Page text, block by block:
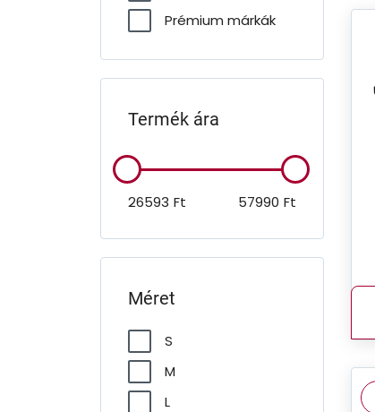
Prémium márkák
Termék ára
26593 Ft 57990 Ft
Méret
S
M
L